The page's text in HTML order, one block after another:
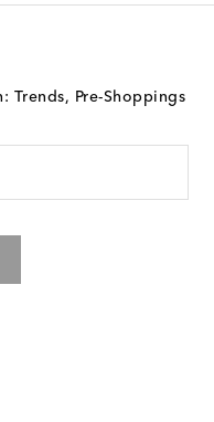
Trends, Pre-Shoppings